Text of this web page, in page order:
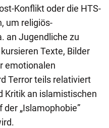
Konflikt oder die HTS-
um religiös-
an Jugendliche zu
Texte, Bilder
emotionalen
Terror teils relativiert
Kritik an islamistischen
„Islamophobie”